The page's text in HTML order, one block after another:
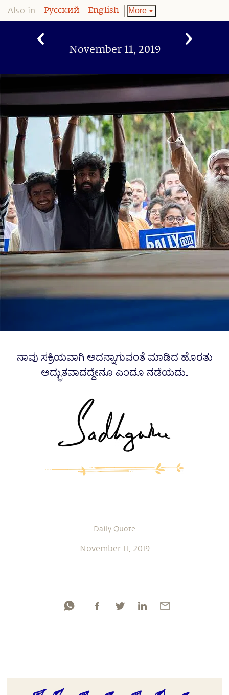
Also in: Pусский English More
November 11, 2019
ನಾವು ಸಕ್ರಿಯವಾಗಿ ಅದನ್ನಾಗುವಂತೆ ಮಾಡಿದ ಹೊರತು
ಅದ್ಭುತವಾದದ್ದೇನೂ ಎಂದೂ ನಡೆಯದು.
Daily Quote
November 11, 2019